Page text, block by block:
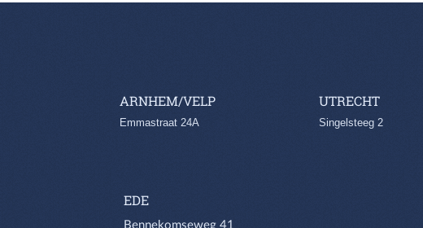
ARNHEM/VELP
Emmastraat 24A
EDE
Bennekomseweg 41
UTRECHT
Singelsteeg 2